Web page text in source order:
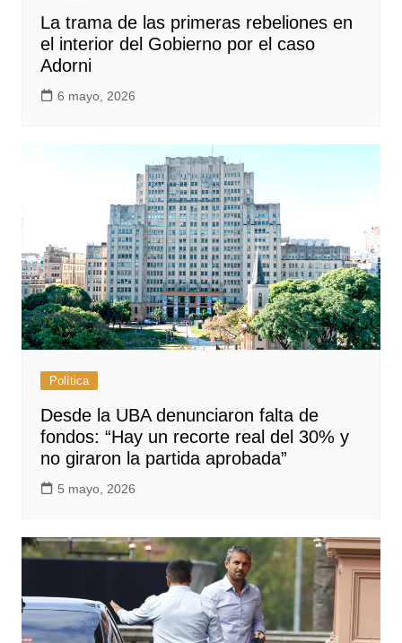
La trama de las primeras rebeliones en
el interior del Gobierno por el caso
Adorni
6 mayo, 2026
Política
Desde la UBA denunciaron falta de
fondos: “Hay un recorte real del 30% y
no giraron la partida aprobada”
5 mayo, 2026